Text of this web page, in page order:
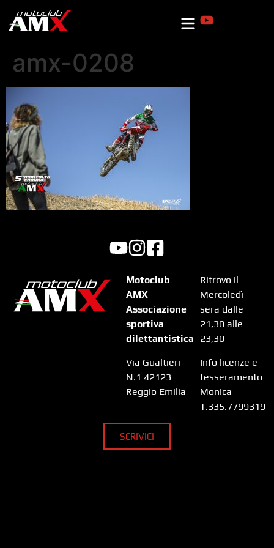
amx-0208
Motoclub
AMX
Associazione
sportiva
dilettantistica
Via Gualtieri
N.1 42123
Reggio Emilia
Ritrovo il
Mercoledì
sera dalle
21,30 alle
23,30
Info licenze e
tesseramento
Monica
T.335.7799319
SCRIVICI